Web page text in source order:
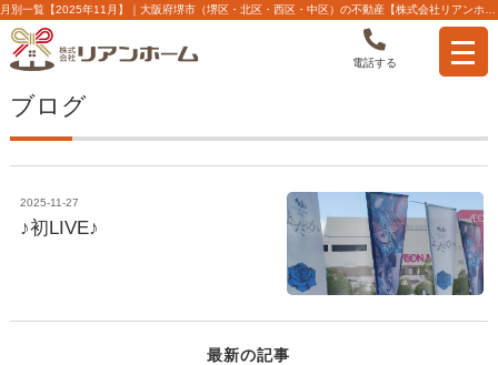
電話する
ブログ
2025-11-27
♪初LIVE♪
最新の記事